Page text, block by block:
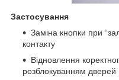
Застосування
Заміна кнопки при
контакту
Відновлення
розблокуванням дверей